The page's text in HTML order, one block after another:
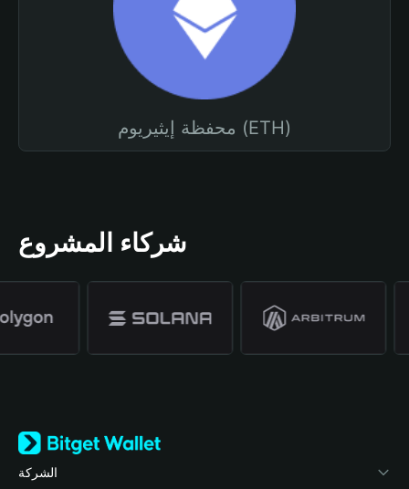
محفظة إيثيريوم (ETH)
شركاء المشروع
الشركة